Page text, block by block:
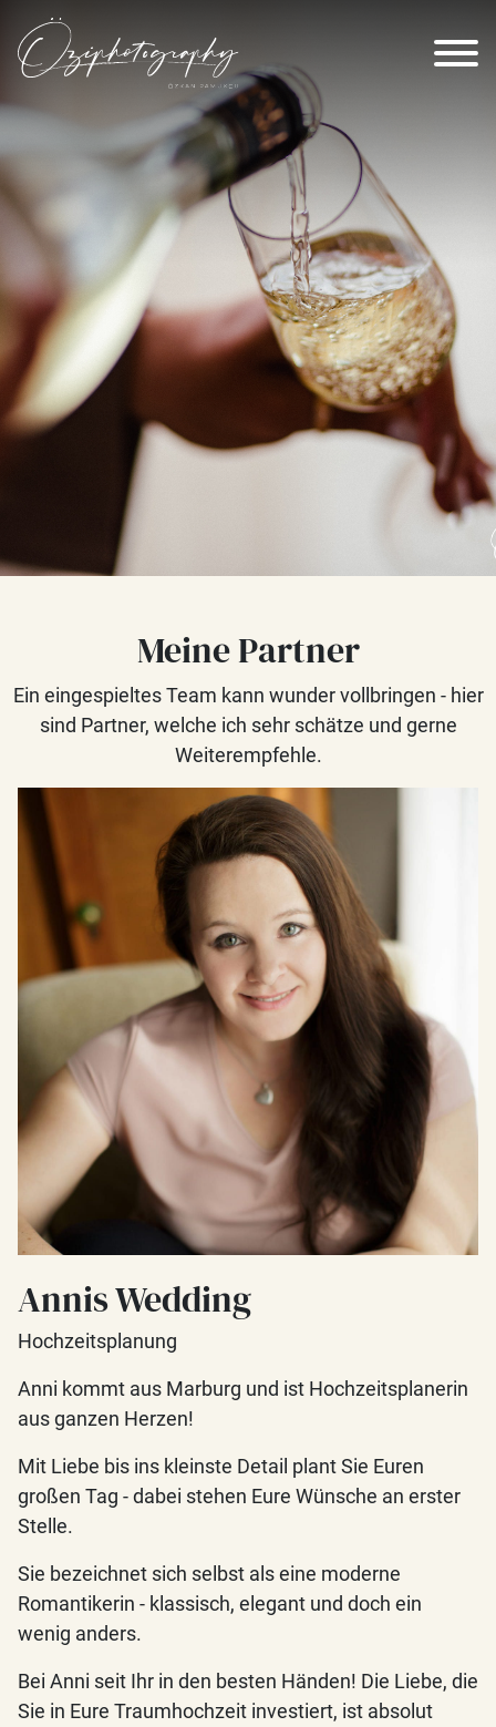
Meine Partner
Ein eingespieltes Team kann wunder vollbringen - hier
sind Partner, welche ich sehr schätze und gerne
Weiterempfehle.
Annis Wedding
Hochzeitsplanung
Anni kommt aus Marburg und ist Hochzeitsplanerin
aus ganzen Herzen!
Mit Liebe bis ins kleinste Detail plant Sie Euren
großen Tag - dabei stehen Eure Wünsche an erster
Stelle.
Sie bezeichnet sich selbst als eine moderne
Romantikerin - klassisch, elegant und doch ein
wenig anders.
Bei Anni seit Ihr in den besten Händen! Die Liebe, die
Sie in Eure Traumhochzeit investiert, ist absolut